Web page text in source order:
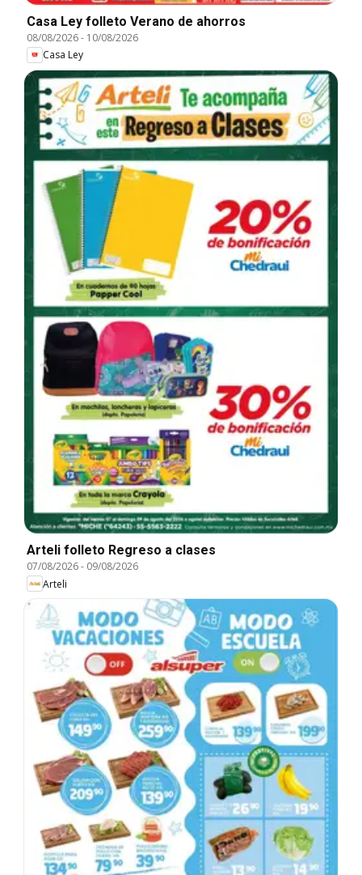
Casa Ley folleto Verano de ahorros
08/08/2026- 10/08/2026
Casa Ley
Arteli folleto Regreso a clases
07/08/2026- 09/08/2026
Arteli